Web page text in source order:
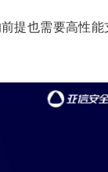
提也需要高性能